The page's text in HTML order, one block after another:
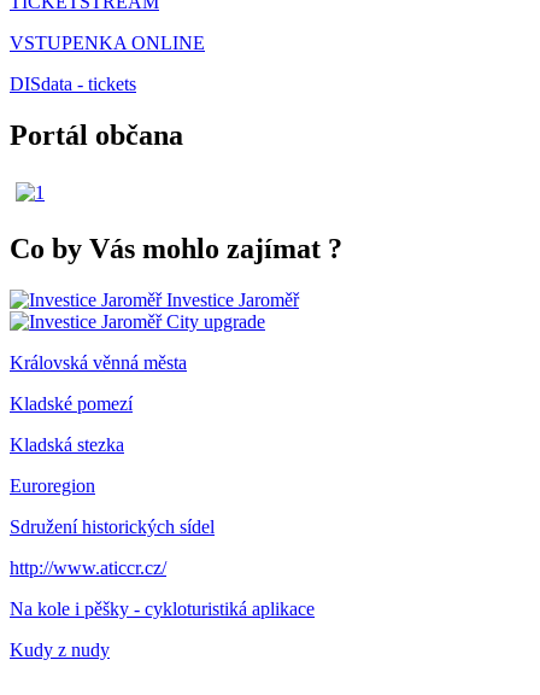
VSTUPENKA ONLINE
DISdata - tickets
Portál občana
Co by Vás mohlo zajímat ?
Investice Jaroměř
City upgrade
Královská věnná města
Kladské pomezí
Kladská stezka
Euroregion
Sdružení historických sídel
http://www.aticcr.cz/
Na kole i pěšky - cykloturistiká aplikace
Kudy z nudy